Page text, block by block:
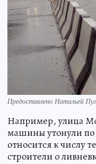
Предоставлено Натальей
Например, улица
машины утонули
относится к числу
строители о